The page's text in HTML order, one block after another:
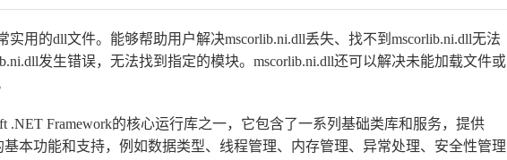
实用的dll文件。能够帮助用户解决mscorlib.ni.dll丢失、找不到mscorlib.ni.dll无法
发生错误，无法找到指定的模块。mscorlib.ni.dll还可以解决未能加载文件或
.NET Framework的核心运行库之一，它包含了一系列基础类库和服务，提供
本功能和支持，例如数据类型、线程管理、内存管理、异常处理、安全性管理